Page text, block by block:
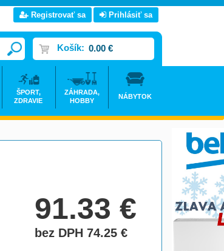
91.33€
bez DPH 74.25€
Registrovať sa Prihlásiť sa
Košík: 0.00 €
ŠPORT,
ZDRAVIE
ZÁHRADA,
HOBBY
NÁBYTOK